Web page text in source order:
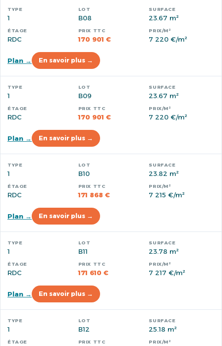
1 B08 23.67 m²
RDC 170 901 € 7 220 €/m²
Plan → En savoir plus →
1 B09 23.67 m²
RDC 170 901 € 7 220 €/m²
Plan → En savoir plus →
1 B10 23.82 m²
RDC 171 868 € 7 215 €/m²
Plan → En savoir plus →
1 B11 23.78 m²
RDC 171 610 € 7 217 €/m²
Plan → En savoir plus →
1 B12 25.18 m²